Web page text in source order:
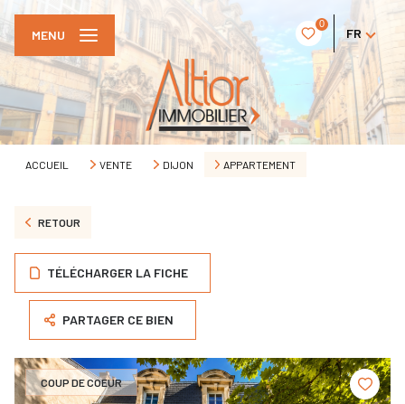
0
FR
MENU
ACCUEIL VENTE DIJON APPARTEMENT
RETOUR
TÉLÉCHARGER LA FICHE
PARTAGER CE BIEN
COUP DE COEUR